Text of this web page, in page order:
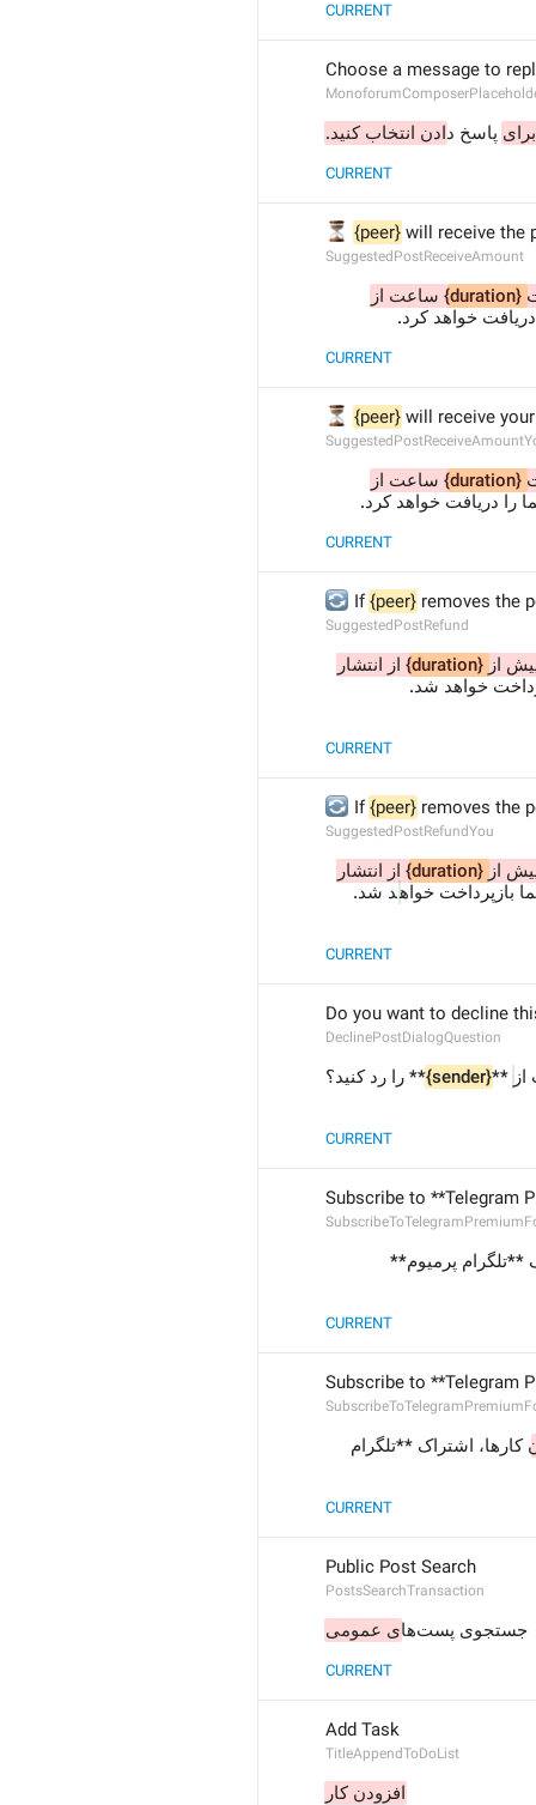
CURRENT
Choose a message to
پاسخ دادن انتخاب کنید.
CURRENT
⏳{peer} will receive the
SuggestedPostReceiveAmount
{duration} ساعت از
خواهد کرد.
CURRENT
⏳{peer} will receive
{duration} ساعت از
را دریافت خواهد کرد.
CURRENT
🔄
If {peer} removes the
SuggestedPostRefund
از {duration}
خواهد شد.
CURRENT
🔄
If {peer} removes the
SuggestedPostRefundYou
از {duration}
بازپرداخت خواهد شد.
CURRENT
Do you want to decline
DeclinePostDialogQuestion
**
{sender}** را رد کنید؟
CURRENT
Subscribe to **Telegram
CURRENT
Subscribe to **Telegram
CURRENT
Public Post Search
PostsSearchTransaction
جستجوی پست‌ها ی عمومی
CURRENT
Add Task
TitleAppendToDoList
افزودن کار